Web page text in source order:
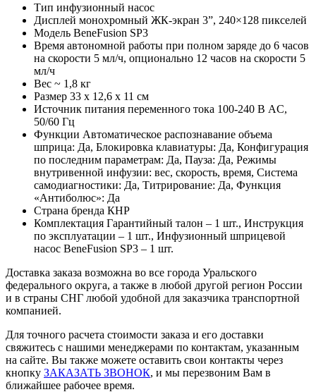
Тип инфузионный насос
Дисплей монохромный ЖК-экран 3”, 240×128 пикселей
Модель BeneFusion SP3
Время автономной работы при полном заряде до 6 часов
на скорости 5 мл/ч, опционально 12 часов на скорости 5
мл/ч
Вес ~ 1,8 кг
Размер 33 х 12,6 х 11 см
Источник питания переменного тока 100-240 В AC,
50/60 Гц
Функции Автоматическое распознавание объема
шприца: Да, Блокировка клавиатуры: Да, Конфигурация
по последним параметрам: Да, Пауза: Да, Режимы
внутривенной инфузии: вес, скорость, время, Система
самодиагностики: Да, Титрирование: Да, Функция
«Антиболюс»: Да
Страна бренда КНР
Комплектация Гарантийный талон – 1 шт., Инструкция
по эксплуатации – 1 шт., Инфузионный шприцевой
насос BeneFusion SP3 – 1 шт.
Доставка заказа возможна во все города Уральского
федерального округа, а также в любой другой регион России
и в страны СНГ любой удобной для заказчика транспортной
компанией.
Для точного расчета стоимости заказа и его доставки
свяжитесь с нашими менеджерами по контактам, указанным
на сайте. Вы также можете оставить свои контакты через
кнопку ЗАКАЗАТЬ ЗВОНОК, и мы перезвоним Вам в
ближайшее рабочее время.